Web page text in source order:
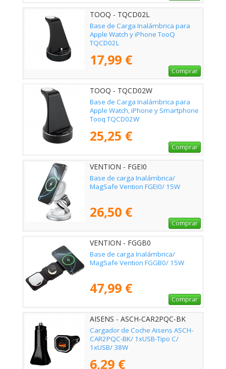
TOOQ - TQCD02L
Base de Carga Inalámbrica para
Apple Watch y iPhone TooQ
TQCD02L
17,99 €
Comprar
TOOQ - TQCD02W
Base de Carga Inalámbrica para
Apple Watch, iPhone y Smartphone
Tooq TQCD02W
25,25 €
Comprar
VENTION - FGEI0
Base de carga Inalámbrica/
MagSafe Vention FGEI0/ 15W
26,50 €
Comprar
VENTION - FGGB0
Base de carga Inalámbrica/
MagSafe Vention FGGB0/ 15W
47,99 €
Comprar
AISENS - ASCH-CAR2PQC-BK
Cargador de Coche Aisens ASCH-
CAR2PQC-BK/ 1xUSB-Tipo C/
1xUSB/ 38W
6,29 €